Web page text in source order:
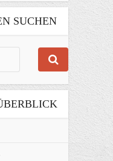
SUCHEN